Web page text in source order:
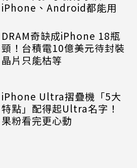
iPhone、Android都能用
DRAM奇缺成iPhone 18瓶
頸！台積電10億美元待封裝
晶片只能枯等
iPhone Ultra摺疊機「5大
特點」配得起Ultra名字！
果粉看完更心動